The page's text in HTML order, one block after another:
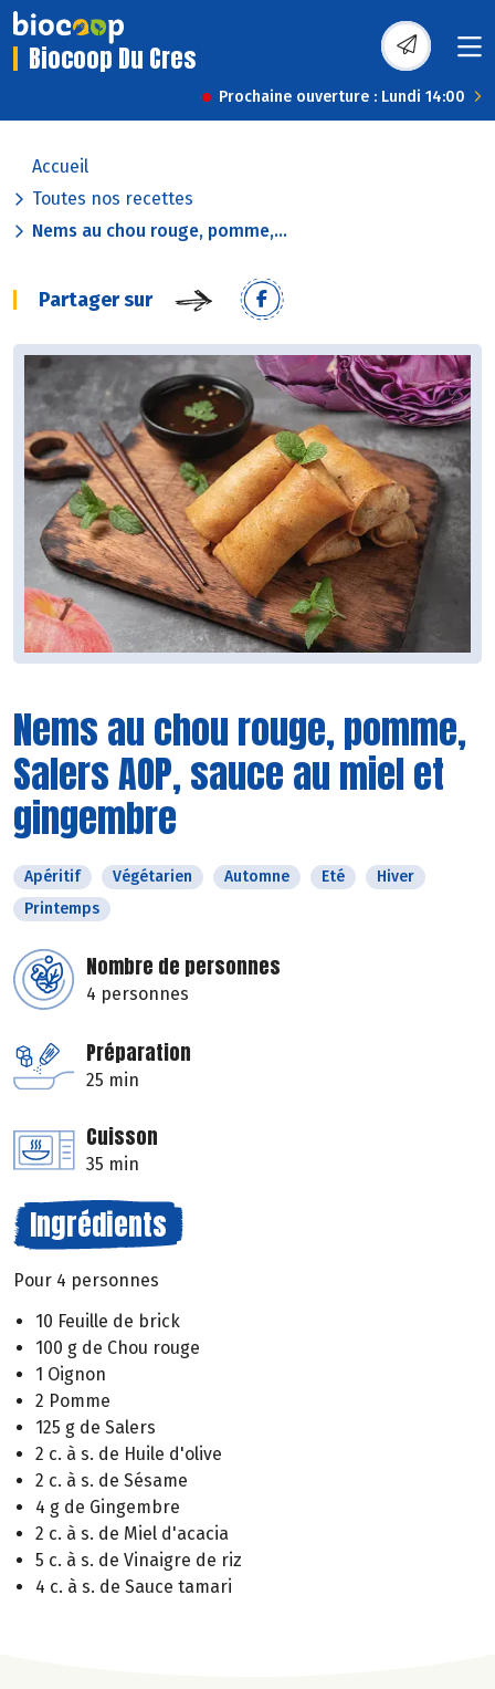
Biocoop Du Cres
Prochaine ouverture : Lundi 14:00
Accueil
Toutes nos recettes
Nems au chou rouge, pomme,...
Partager sur
Nems au chou rouge, pomme,
Salers AOP, sauce au miel et
gingembre
Apéritif Végétarien Automne Eté
Hiver
Printemps
Nombre de personnes
4 personnes
Préparation
25 min
Cuisson
35 min
Ingrédients
Pour 4 personnes
10 Feuille de brick
100 g de Chou rouge
1 Oignon
2 Pomme
125 g de Salers
2 c. à s. de Huile d'olive
2 c. à s. de Sésame
4 g de Gingembre
2 c. à s. de Miel d'acacia
5 c. à s. de Vinaigre de riz
4 c. à s. de Sauce tamari